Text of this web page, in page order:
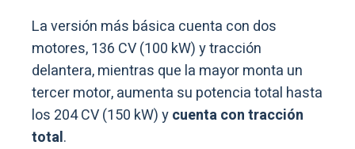
La versión más básica cuenta con dos
motores, 136 CV (100 kW) y tracción
delantera, mientras que la mayor monta un
tercer motor, aumenta su potencia total hasta
los 204 CV (150 kW) ycuenta con tracción
total.